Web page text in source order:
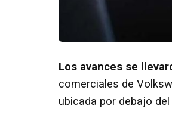
Los avances se
comerciales de
ubicada por debajo